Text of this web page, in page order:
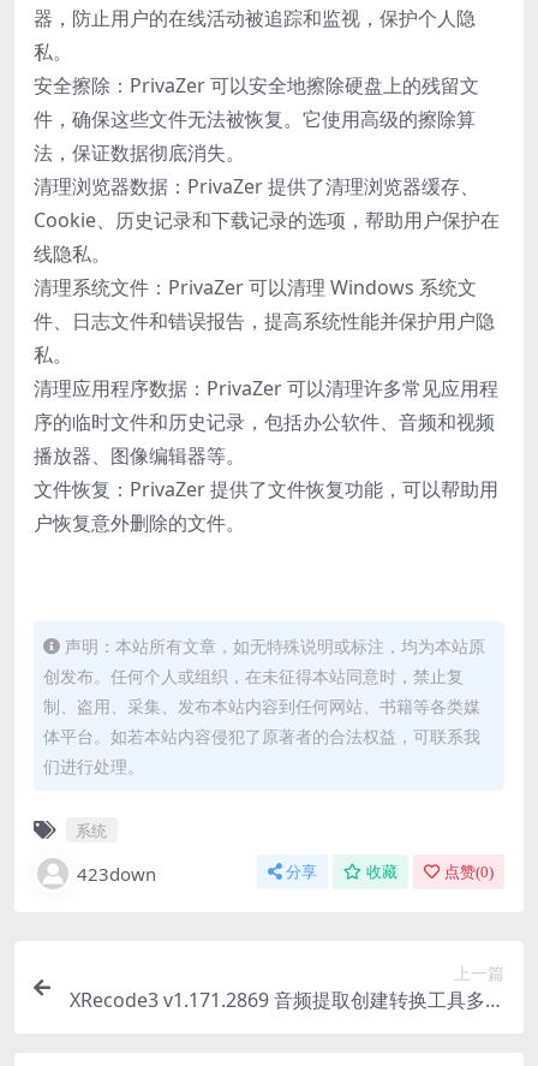
器，防止用户的在线活动被追踪和监视，保护个人隐
私。
安全擦除：PrivaZer 可以安全地擦除硬盘上的残留文
件，确保这些文件无法被恢复。它使用高级的擦除算
法，保证数据彻底消失。
清理浏览器数据：PrivaZer 提供了清理浏览器缓存、
Cookie、历史记录和下载记录的选项，帮助用户保护在
线隐私。
清理系统文件：PrivaZer 可以清理 Windows 系统文
件、日志文件和错误报告，提高系统性能并保护用户隐
私。
清理应用程序数据：PrivaZer 可以清理许多常见应用程
序的临时文件和历史记录，包括办公软件、音频和视频
播放器、图像编辑器等。
文件恢复：PrivaZer 提供了文件恢复功能，可以帮助用
户恢复意外删除的文件。
声明：本站所有文章，如无特殊说明或标注，均为本站原
创发布。任何个人或组织，在未征得本站同意时，禁止复
制、盗用、采集、发布本站内容到任何网站、书籍等各类媒
体平台。如若本站内容侵犯了原著者的合法权益，可联系我
们进行处理。
系统
423down 分享 收藏 点赞(0)
上一篇
XRecode3 v1.171.2869 音频提取创建转换工具多语